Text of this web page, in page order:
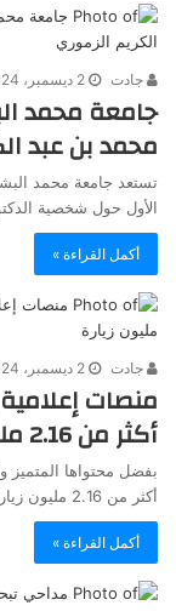
جادت 2 ديسمبر، 2024
جامعة محمد
محمد بن عبد
تستعد جامعة محمد
الأول حول شخصية
أكمل القراءة »
جادت 2 ديسمبر، 2024
منصات
أكثر من 2.16 مليون زيارة
بفضل محتواها المتميز
أكثر من 2.16 مليون زيارة، مما يعكس مدى تأثيرها الكبير…
أكمل القراءة »